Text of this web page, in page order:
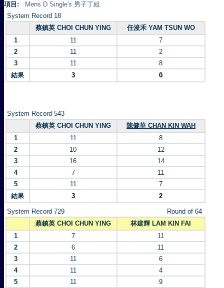
項目:
Mens D Single's 男子丁組
System Record 18
蔡鎮英 CHOI CHUN YING
任浚禾 YAM TSUN WO
1
11
7
2
11
2
3
11
8
結果
3 0
System Record 543
蔡鎮英 CHOI CHUN YING
陳健華 CHAN KIN WAH
1
11
8
2
10
12
3
16
14
4
7
11
5
11
7
結果
3 2
System Record 729
Round of 64
蔡鎮英 CHOI CHUN YING
林建輝 LAM KIN FAI
1
7
11
2
6
11
3
11
6
4
11
4
5
11
9